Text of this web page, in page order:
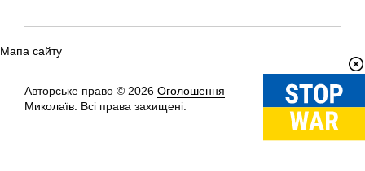
Мапа сайту
Авторське право © 2026 Оголошення
Миколаїв. Всі права захищені.
Вгору↑